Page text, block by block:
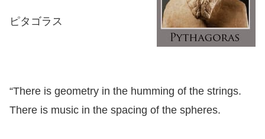
ピタゴラス
“There is geometry in the humming of the strings.
There is music in the spacing of the spheres.